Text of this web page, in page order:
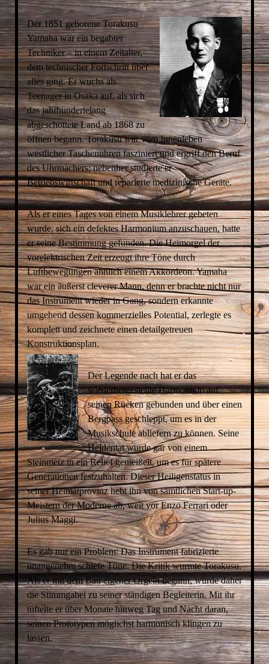
Der 1851 geborene Torakusu
Yamaha war ein begabter
Techniker – in einem Zeitalter,
dem technischer Fortschritt über
alles ging. Er wuchs als
Teenager in Osaka auf, als sich
das jahrhundertelang
abgeschottete Land ab 1868 zu
öffnen begann. Torakusu war vom Innenleben
westlicher Taschenuhren fasziniert und ergriff den Beruf
des Uhrmachers; nebenher studierte er
Betriebswirtschaft und reparierte medizinische Geräte.
Als er eines Tages von einem Musiklehrer gebeten
wurde, sich ein defektes Harmonium anzuschauen, hatte
er seine Bestimmung gefunden. Die Heimorgel der
vorelektrischen Zeit erzeugt ihre Töne durch
Luftbewegungen ähnlich einem Akkordeon. Yamaha
war ein äußerst cleverer Mann, denn er brachte nicht nur
das Instrument wieder in Gang, sondern erkannte
umgehend dessen kommerzielles Potential, zerlegte es
komplett und zeichnete einen detailgetreuen
Konstruktionsplan.
Der Legende nach hat er das
wiederhergestellte Harmonium auf
seinen Rücken gebunden und über einen
Bergpass geschleppt, um es in der
Musikschule abliefern zu können. Seine
Heldentat wurde gar von einem
Steinmetz in ein Relief gemeißelt, um es für spätere
Generationen festzuhalten. Dieser Heiligenstatus in
seiner Heimatprovinz hebt ihn von sämtlichen Start-up-
Meistern der Moderne ab, weit vor Enzo Ferrari oder
Julius Maggi.
Es gab nur ein Problem: Das Instrument fabrizierte
unangenehm schiefe Töne. Die Kritik wurmte Torakusu.
Als er mit dem Bau eigener Orgeln begann, wurde daher
die Stimmgabel zu seiner ständigen Begleiterin. Mit ihr
tüftelte er über Monate hinweg Tag und Nacht daran,
seinen Prototypen möglichst harmonisch klingen zu
lassen.